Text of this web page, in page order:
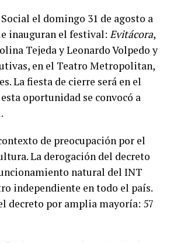
el domingo 31 de agosto a
inauguran el festival: Evitácora,
Tejeda y Leonardo Volpedo y
en el Teatro Metropolitan,
La fiesta de cierre será en el
oportunidad se convocó a
de preocupación por el
La derogación del decreto
natural del INT
independiente en todo el país.
decreto por amplia mayoría: 57